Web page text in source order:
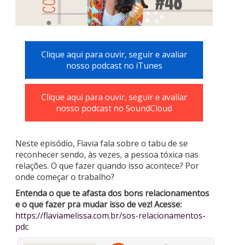
Clique aqui para ouvir, seguir e avaliar
nosso podcast no iTunes
Clique aqui para ouvir, seguir e avaliar
nosso podcast no SoundCloud
Neste episódio, Flavia fala sobre o tabu de se
reconhecer sendo, às vezes, a pessoa tóxica nas
relações. O que fazer quando isso acontece? Por
onde começar o trabalho?
Entenda o que te afasta dos bons relacionamentos
e o que fazer pra mudar isso de vez!Acesse:
https://flaviamelissa.com.br/sos-relacionamentos-
pdc